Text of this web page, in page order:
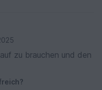
und Häkelnadel Nr. 4.
Durch das dickere
der Maus etwas
Abnehmen. Damit
habe ich eine billige
für die Stopfwatte
zu brauchen und den